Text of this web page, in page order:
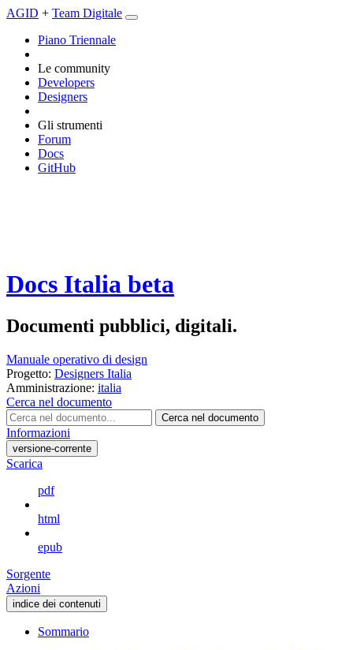
AGID + Team Digitale
Piano Triennale
Le community
Developers
Designers
Gli strumenti
Forum
Docs
GitHub
Docs Italia beta
Documenti pubblici, digitali.
Manuale operativo di design
Progetto: Designers Italia
Amministrazione: italia
Cerca nel documento
Cerca nel documento
Informazioni
versione-corrente
Scarica
pdf
html
epub
Sorgente
Azioni
indice dei contenuti
Sommario